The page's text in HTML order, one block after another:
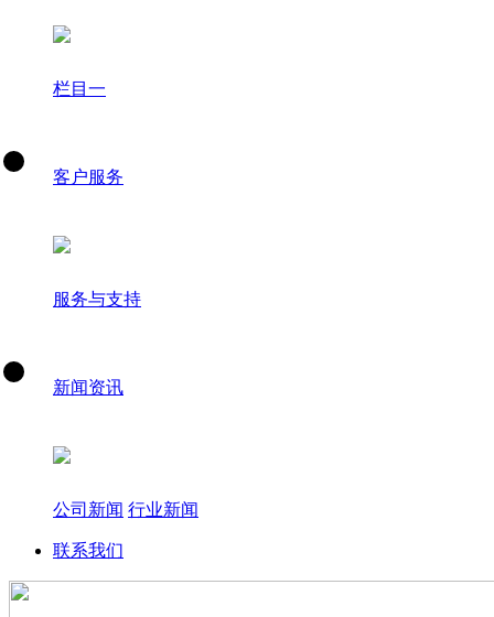
栏目一
客户服务
服务与支持
新闻资讯
公司新闻 行业新闻
联系我们